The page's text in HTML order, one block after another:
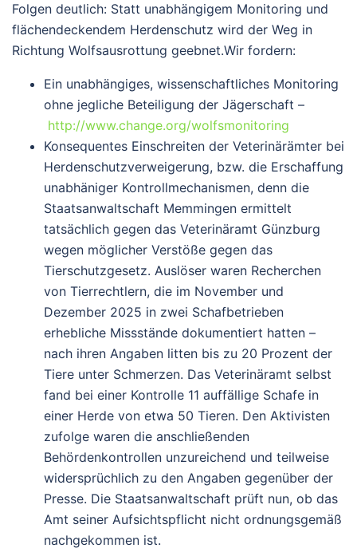
Folgen deutlich: Statt unabhängigem Monitoring und
flächendeckendem Herdenschutz wird der Weg in
Richtung Wolfsausrottung geebnet.Wir fordern:
Ein unabhängiges, wissenschaftliches Monitoring
ohne jegliche Beteiligung der Jägerschaft –
http://www.change.org/wolfsmonitoring
Konsequentes Einschreiten der Veterinärämter bei
Herdenschutzverweigerung, bzw. die Erschaffung
unabhäniger Kontrollmechanismen, denn die
Staatsanwaltschaft Memmingen ermittelt
tatsächlich gegen das Veterinäramt Günzburg
wegen möglicher Verstöße gegen das
Tierschutzgesetz. Auslöser waren Recherchen
von Tierrechtlern, die im November und
Dezember 2025 in zwei Schafbetrieben
erhebliche Missstände dokumentiert hatten –
nach ihren Angaben litten bis zu 20 Prozent der
Tiere unter Schmerzen. Das Veterinäramt selbst
fand bei einer Kontrolle 11 auffällige Schafe in
einer Herde von etwa 50 Tieren. Den Aktivisten
zufolge waren die anschließenden
Behördenkontrollen unzureichend und teilweise
widersprüchlich zu den Angaben gegenüber der
Presse. Die Staatsanwaltschaft prüft nun, ob das
Amt seiner Aufsichtspflicht nicht ordnungsgemäß
nachgekommen ist.